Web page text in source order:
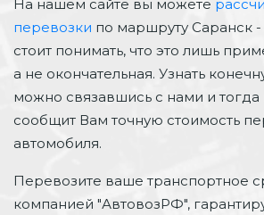
На нашем сайте вы можете
перевозки по маршруту Саранск
стоит понимать, что это лишь
а не окончательная. Узнать
можно связавшись с нами и
сообщит Вам точную стоимость
автомобиля.
Перевозите ваше транспортное
компанией "АвтовозРФ",